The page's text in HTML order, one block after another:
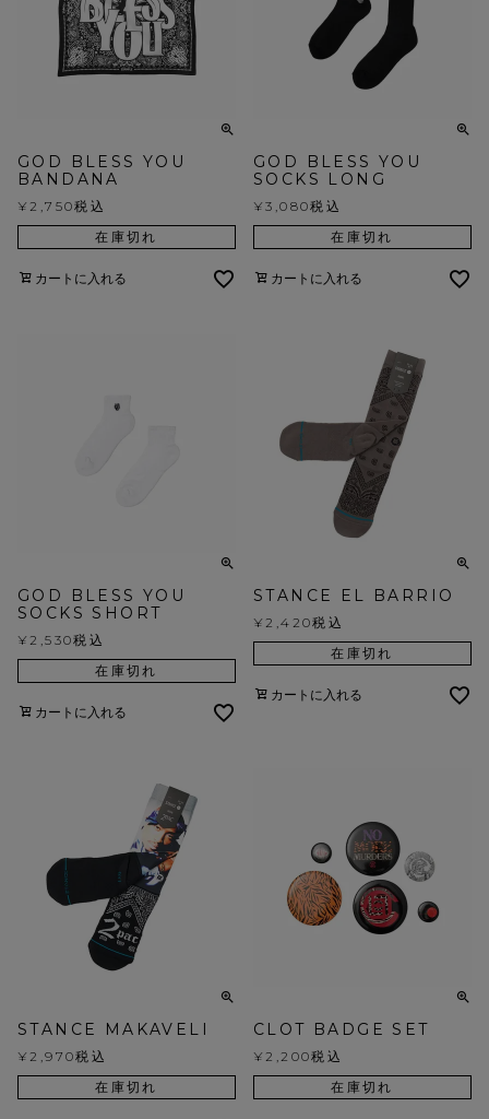
GOD BLESS YOU
BANDANA
¥ 2,750税込
在庫切れ
カートに入れる
GOD BLESS YOU
SOCKS LONG
¥3,080税込
在庫切れ
カートに入れる
GOD BLESS YOU
SOCKS SHORT
¥ 2,530税込
在庫切れ
カートに入れる
STANCE EL BARRIO
¥ 2,420税込
在庫切れ
カートに入れる
STANCE MAKAVELI
¥ 2,970税込
在庫切れ
CLOT BADGE SET
¥ 2,200税込
在庫切れ